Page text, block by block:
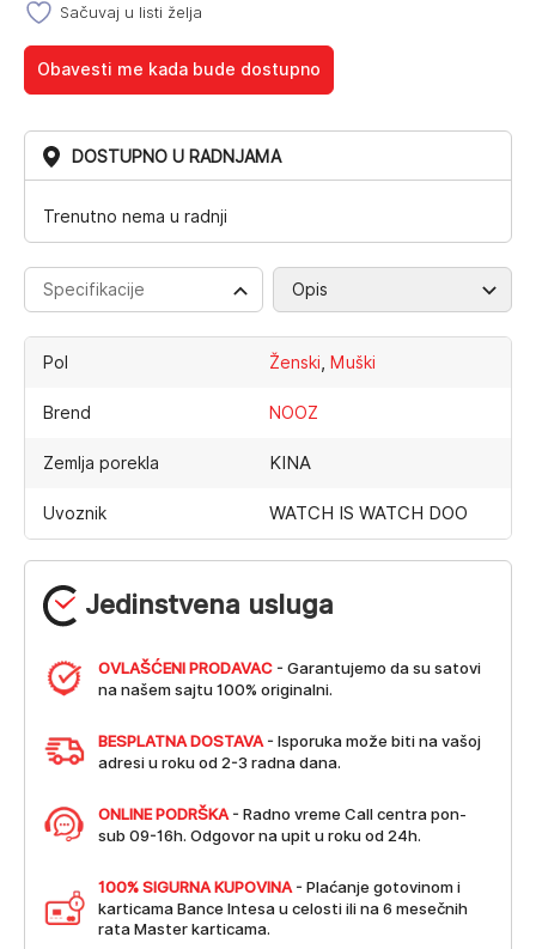
Sačuvaj u listi želja
Obavesti me kada bude dostupno
DOSTUPNO U RADNJAMA
Trenutno nema u radnji
Jedinstvena usluga
OVLAŠĆENI PRODAVAC - Garantujemo da su satovi
na našem sajtu 100% originalni.
BESPLATNA DOSTAVA - Isporuka može biti na vašoj
adresi u roku od 2-3 radna dana.
ONLINE PODRŠKA - Radno vreme Call centra pon-
sub 09-16h. Odgovor na upit u roku od 24h.
100% SIGURNA KUPOVINA - Plaćanje gotovinom i
karticama Bance Intesa u celosti ili na 6 mesečnih
rata Master karticama.
Specifikacije Opis
Pol Ženski, Muški
Brend NOOZ
Zemlja porekla KINA
Uvoznik WATCH IS WATCH DOO